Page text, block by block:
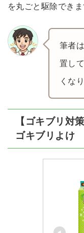
を丸ごと駆除できま
筆者
置し
くな
【ゴキブリ対
ゴキブリよけ